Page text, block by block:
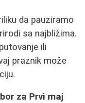
da pauziramo
sa najbližima.
ili
praznik može
za Prvi maj